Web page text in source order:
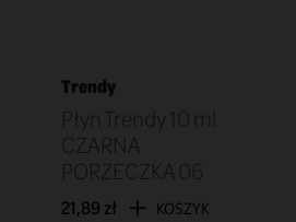
Trendy
Płyn Trendy 10 ml
CZARNA
PORZECZKA 06
21,89 zł KOSZYK